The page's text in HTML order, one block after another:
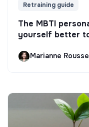
Retraining guide
The MBTI
yourself better
Marianne Roussel